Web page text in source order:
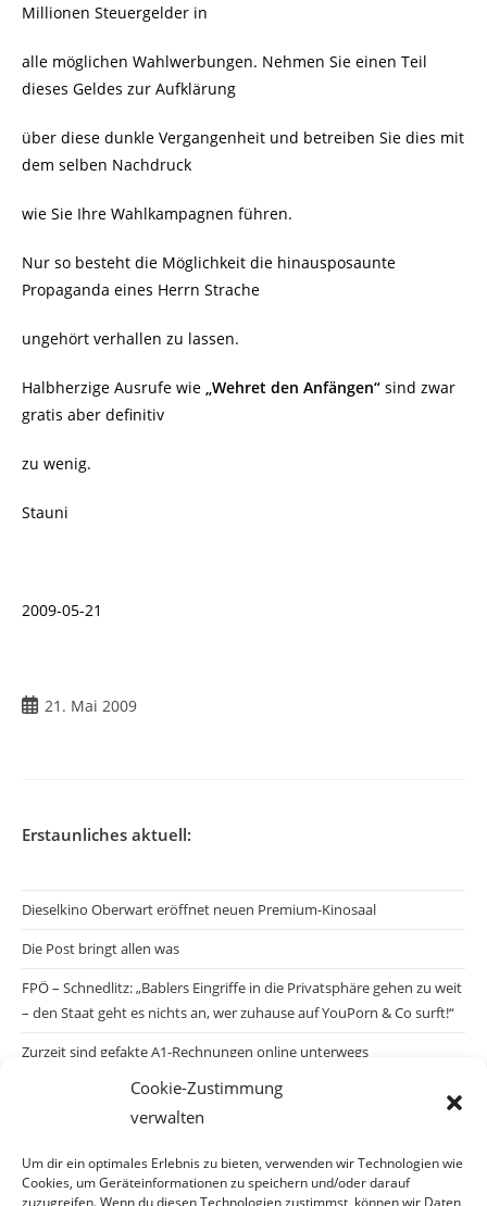
Cookie-Zustimmung
verwalten
Um dir ein optimales Erlebnis zu bieten, verwenden wir Technologien wie
Cookies, um Geräteinformationen zu speichern und/oder darauf
zuzugreifen. Wenn du diesen Technologien zustimmst, können wir Daten
Millionen Steuergelder in
alle möglichen Wahlwerbungen. Nehmen Sie einen Teil
dieses Geldes zur Aufklärung
über diese dunkle Vergangenheit und betreiben Sie dies mit
dem selben Nachdruck
wie Sie Ihre Wahlkampagnen führen.
Nur so besteht die Möglichkeit die hinausposaunte
Propaganda eines Herrn Strache
ungehört verhallen zu lassen.
Halbherzige Ausrufe wie „Wehret den Anfängen“ sind zwar
gratis aber definitiv
zu wenig.
Stauni
2009-05-21
Beitrag
21. Mai 2009
Erstaunliches aktuell:
Dieselkino Oberwart eröffnet neuen Premium-Kinosaal
Die Post bringt allen was
FPÖ – Schnedlitz: „Bablers Eingriffe in die Privatsphäre gehen zu weit
– den Staat geht es nichts an, wer zuhause auf YouPorn & Co surft!“
Zurzeit sind gefakte A1-Rechnungen online unterwegs
Salzburgs Juden und ihre Sicherheit: „Erst nach einem Anschlag wäre
die Gefahr endlich konkret!“
Biologisches Wunder in Ceuta
Ein vermeintliches Abschiebemärchen